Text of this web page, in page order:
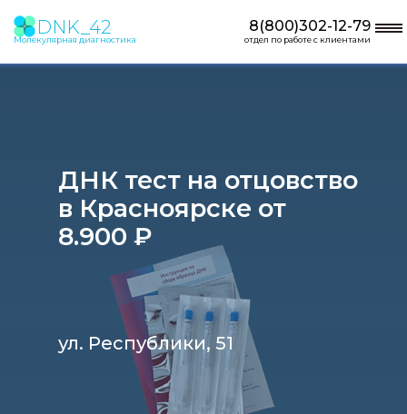
DNK_42 8(800)302-12-79
отдел по работе с клиентами
Молекулярная диагностика
ул. Республики, 51
ДНК тест на отцовство
в Красноярске от
8.900 ₽